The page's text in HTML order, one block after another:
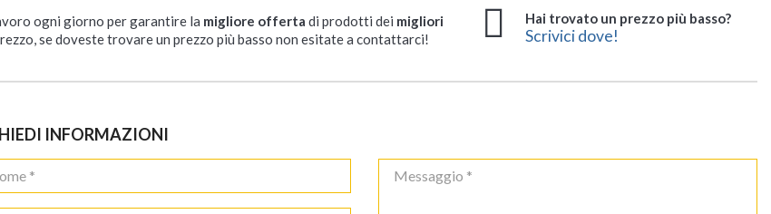
ogni giorno per garantire la migliore offerta di prodotti dei migliori
se doveste trovare un prezzo più basso non esitate a contattarci!
Hai trovato un prezzo più basso?
Scrivici dove!
INFORMAZIONI